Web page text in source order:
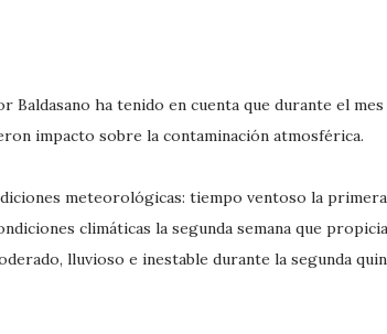
Baldasano ha tenido en cuenta que durante el
impacto sobre la contaminación atmosférica.
meteorológicas: tiempo ventoso la
climáticas la segunda semana que
lluvioso e inestable durante la segunda